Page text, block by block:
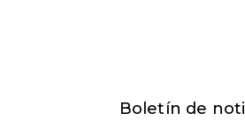
Boletín de